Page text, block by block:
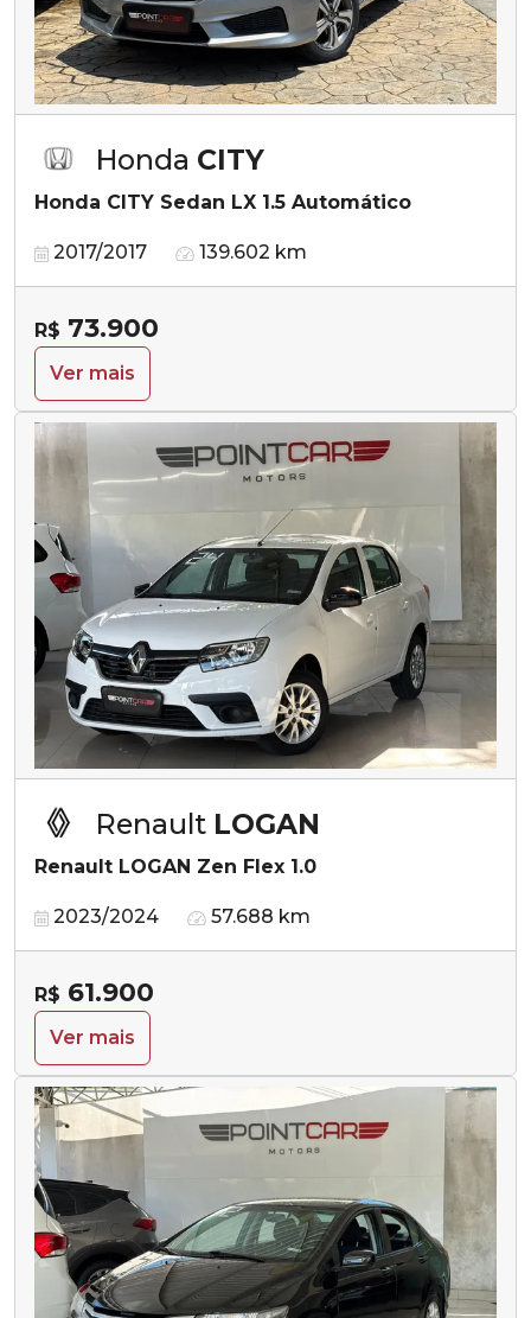
Honda CITY
Honda CITY Sedan LX 1.5 Automático
2017/2017 139.602 km
R$ 73.900
Ver mais
Renault LOGAN
Renault LOGAN Zen Flex 1.0
2023/2024 57.688 km
R$ 61.900
Ver mais